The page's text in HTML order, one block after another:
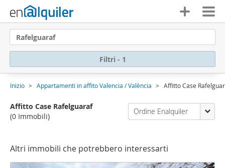
Rafelguaraf
Filtri - 1
Inizio Appartamenti in affito Valencia / València Affitto Case
Affitto Case Rafelguaraf
(0 Immobili)
Ordine Enalquiler
Altri immobili che potrebbero interessarti